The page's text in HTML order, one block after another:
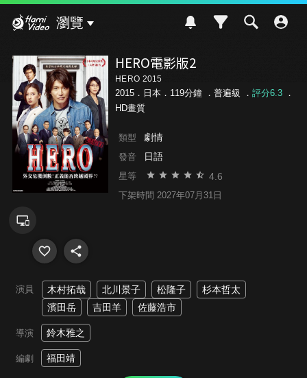
瀏覽
HERO電影版2
HERO 2015
2015．日本．119分鐘 ． 普遍級 ． 評分6.3．
HD畫質
類型 劇情
發音 日語
星等 4.6
下架時間 2027年07月31日
演員 木村拓哉 北川景子 松隆子
杉本哲太
濱田岳
吉田羊 佐藤浩市
導演 鈴木雅之
編劇 福田靖